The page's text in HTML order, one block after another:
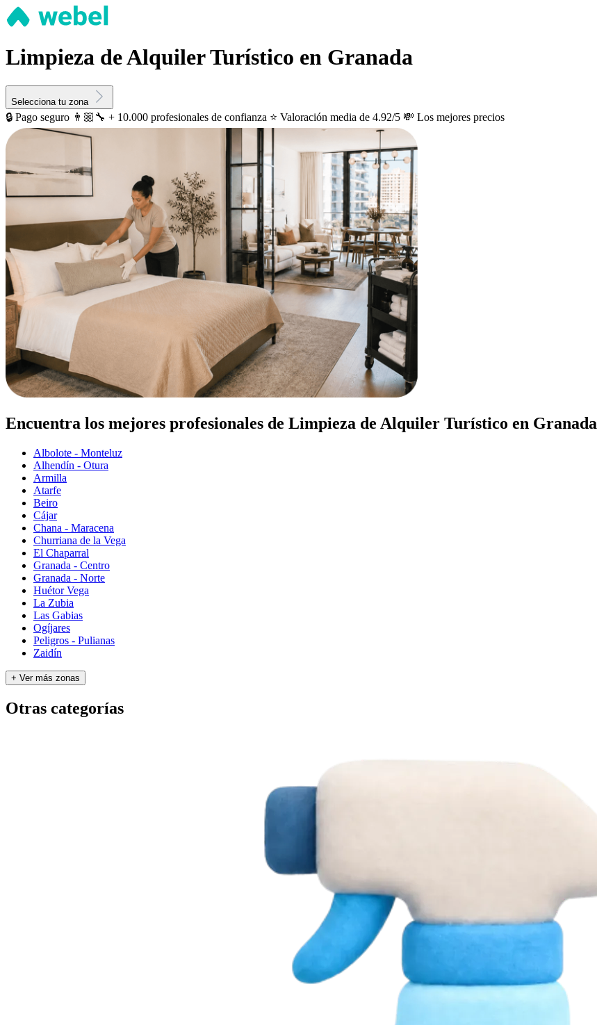
Limpieza de Alquiler Turístico en Granada
Selecciona tu zona
🔒 Pago seguro 👨🏼‍🔧 + 10.000 profesionales de confianza ⭐️ Valoración media de 4.92/5 💸 Los mejores precios
Encuentra los mejores profesionales de Limpieza de Alquiler Turístico en Granada
Albolote - Monteluz
Alhendín - Otura
Armilla
Atarfe
Beiro
Cájar
Chana - Maracena
Churriana de la Vega
El Chaparral
Granada - Centro
Granada - Norte
Huétor Vega
La Zubia
Las Gabias
Ogíjares
Peligros - Pulianas
Zaidín
+ Ver más zonas
Otras categorías